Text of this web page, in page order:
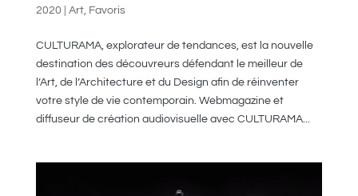
2020
Art, Favoris
CULTURAMA, explorateur de tendances, est la nouvelle
destination des découvreurs défendant le meilleur de
l’Art, de l’Architecture et du Design afin de réinventer
votre style de vie contemporain. Webmagazine et
diffuseur de création audiovisuelle avec CULTURAMA...